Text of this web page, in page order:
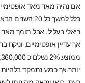
אם נהיה מאד מאד
ריאלי בעליל, אבל תומך
אך עדיין אופטימיים, וניקח
יותר אך כרגע נתמקד